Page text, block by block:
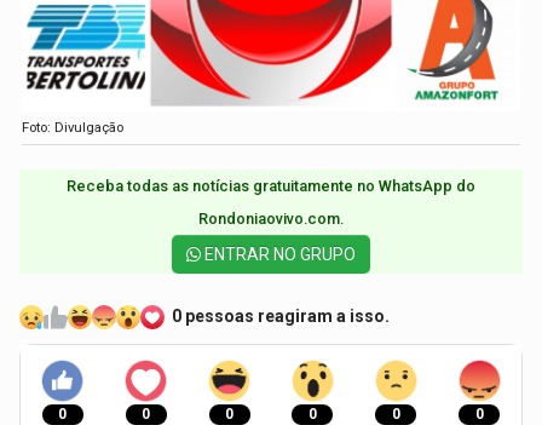
Foto: Divulgação
Receba todas as notícias gratuitamente no WhatsApp do
Rondoniaovivo.com.​
ENTRAR NO GRUPO
0 pessoas reagiram a isso.
0 0 0 0 0 0